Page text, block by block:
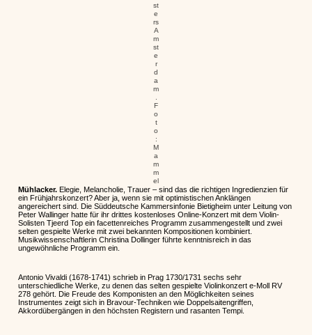
st
e
rs
A
m
st
e
r
d
a
m
F
o
t
o
:
M
a
m
m
el
Mühlacker. Elegie, Melancholie, Trauer – sind das die richtigen Ingredienzien für
ein Frühjahrskonzert? Aber ja, wenn sie mit optimistischen Anklängen
angereichert sind. Die Süddeutsche Kammersinfonie Bietigheim unter Leitung von
Peter Wallinger hatte für ihr drittes kostenloses Online-Konzert mit dem Violin-
Solisten Tjeerd Top ein facettenreiches Programm zusammengestellt und zwei
selten gespielte Werke mit zwei bekannten Kompositionen kombiniert.
Musikwissenschaftlerin Christina Dollinger führte kenntnisreich in das
ungewöhnliche Programm ein.
Antonio Vivaldi (1678-1741) schrieb in Prag 1730/1731 sechs sehr
unterschiedliche Werke, zu denen das selten gespielte Violinkonzert e-Moll RV
278 gehört. Die Freude des Komponisten an den Möglichkeiten seines
Instrumentes zeigt sich in Bravour-Techniken wie Doppelsaitengriffen,
Akkordübergängen in den höchsten Registern und rasanten Tempi.